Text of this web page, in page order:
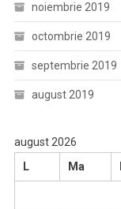
noiembrie 2019
octombrie 2019
septembrie 2019
august 2019
august 2026
L
Ma